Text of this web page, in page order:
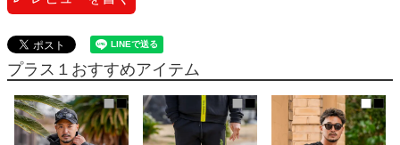
プラス１おすすめアイテム